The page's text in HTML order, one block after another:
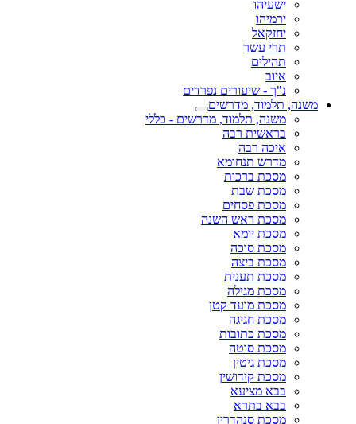
ישעיהו
ירמיהו
יחזקאל
תרי עשר
תהילים
איוב
נ"ך - שיעורים נפרדים
משנה, תלמוד, מדרשים
משנה, תלמוד, מדרשים - כללי
בראשית רבה
איכה רבה
מדרש תנחומא
מסכת ברכות
מסכת שבת
מסכת פסחים
מסכת ראש השנה
מסכת יומא
מסכת סוכה
מסכת ביצה
מסכת תענית
מסכת מגילה
מסכת מועד קטן
מסכת חגיגה
מסכת כתובות
מסכת סוטה
מסכת גיטין
מסכת קידושין
בבא מציעא
בבא בתרא
מסכת סנהדרין